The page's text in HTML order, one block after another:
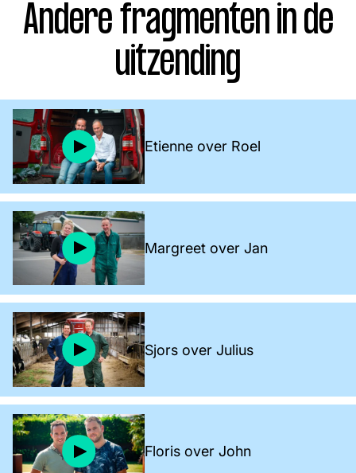
Andere fragmenten in de
uitzending
Etienne over Roel
Margreet over Jan
Sjors over Julius
Floris over John